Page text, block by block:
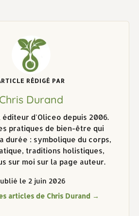
RÉDIGÉ PAR
Chris Durand
d'Oliceo depuis 2006.
pratiques de bien-être qui
durée : symbolique du corps,
traditions holistiques,
sur moi sur la page auteur.
le 2 juin 2026
articles de Chris Durand →